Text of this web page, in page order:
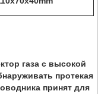
газа с высокой
протекая
принят для